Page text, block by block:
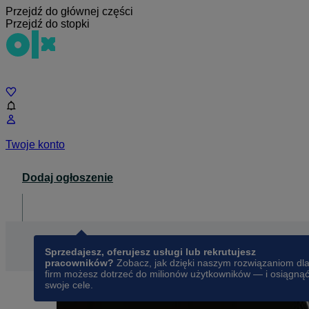
Przejdź do głównej części
Przejdź do stopki
Twoje konto
Dodaj ogłoszenie
Sprzedajesz, oferujesz usługi lub rekrutujesz
pracowników? Zobacz, jak dzięki naszym rozwiązaniom dla
firm możesz dotrzeć do milionów użytkowników — i osiągnąć
swoje cele.